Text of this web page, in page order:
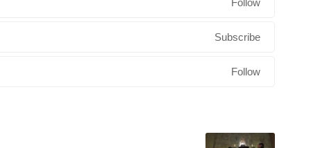
Follow
Subscribe
Follow